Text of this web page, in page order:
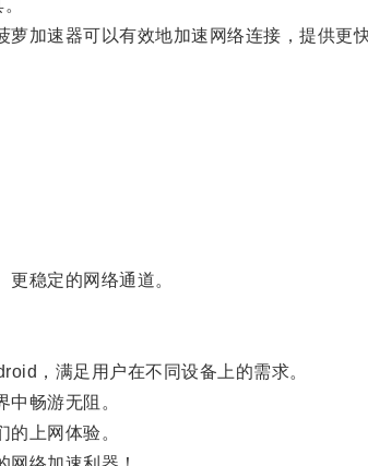
速器可以有效地加速网络连接，提供更快
稳定的网络通道。
，满足用户在不同设备上的需求。
畅游无阻。
上网体验。